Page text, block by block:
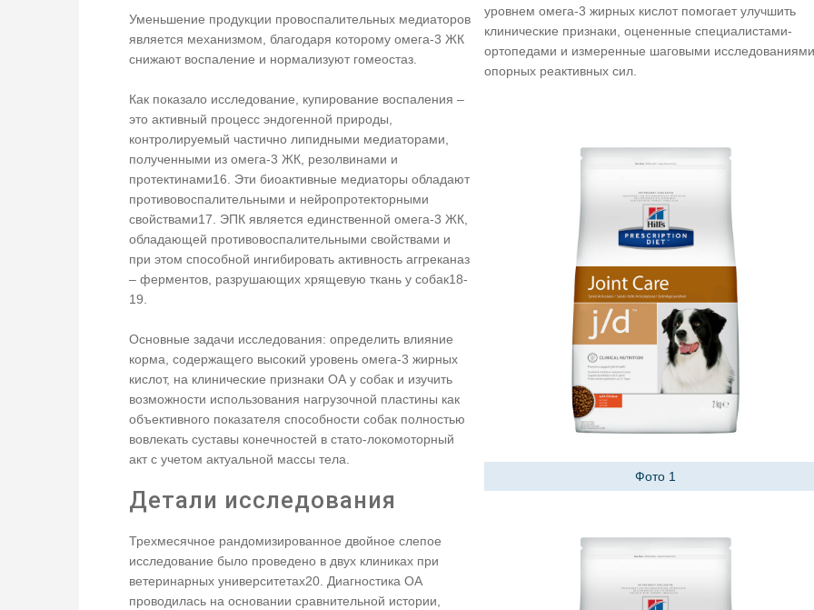
Уменьшение продукции провоспалительных медиаторов
является механизмом, благодаря которому омега-3 ЖК
снижают воспаление и нормализуют гомеостаз.
Как показало исследование, купирование воспаления –
это активный процесс эндогенной природы,
контролируемый частично липидными медиаторами,
полученными из омега-3 ЖК, резолвинами и
протектинами16. Эти биоактивные медиаторы обладают
противовоспалительными и нейропротекторными
свойствами17. ЭПК является единственной омега-3 ЖК,
обладающей противовоспалительными свойствами и
при этом способной ингибировать активность аггреканаз
– ферментов, разрушающих хрящевую ткань у собак18-
19.
Основные задачи исследования: определить влияние
корма, содержащего высокий уровень омега-3 жирных
кислот, на клинические признаки ОА у собак и изучить
возможности использования нагрузочной пластины как
объективного показателя способности собак полностью
вовлекать суставы конечностей в стато-локомоторный
акт с учетом актуальной массы тела.
Детали исследования
Трехмесячное рандомизированное двойное слепое
исследование было проведено в двух клиниках при
ветеринарных университетах20. Диагностика ОА
проводилась на основании сравнительной истории,
уровнем омега-3 жирных кислот помогает улучшить
клинические признаки, оцененные специалистами-
ортопедами и измеренные шаговыми исследованиями
опорных реактивных сил.
Фото 1